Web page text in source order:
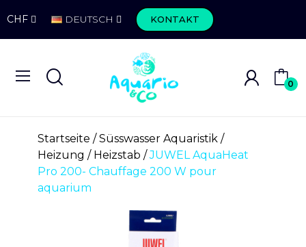
CHF DEUTSCH KONTAKT
0
Startseite
Süsswasser Aquaristik
Heizung
Heizstab
JUWEL AquaHeat
Pro 200- Chauffage 200 W pour
aquarium